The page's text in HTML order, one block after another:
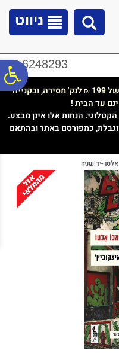
ניווט
02-6248293
₪ לנק' מסירה, ובקנייה
עד הבית !
הנחות אלו אינן מבצע.
כמפורסם באתר ובהתאם
-יד שניה